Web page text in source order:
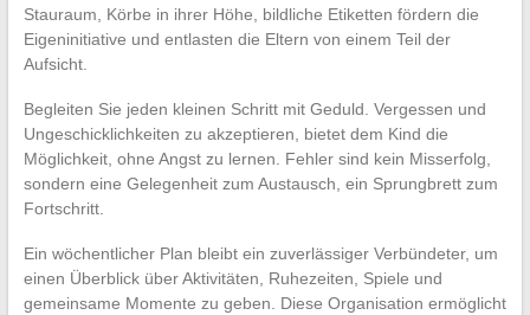
Stauraum, Körbe in ihrer Höhe, bildliche Etiketten fördern die
Eigeninitiative und entlasten die Eltern von einem Teil der
Aufsicht.
Begleiten Sie jeden kleinen Schritt mit Geduld. Vergessen und
Ungeschicklichkeiten zu akzeptieren, bietet dem Kind die
Möglichkeit, ohne Angst zu lernen. Fehler sind kein Misserfolg,
sondern eine Gelegenheit zum Austausch, ein Sprungbrett zum
Fortschritt.
Ein wöchentlicher Plan bleibt ein zuverlässiger Verbündeter, um
einen Überblick über Aktivitäten, Ruhezeiten, Spiele und
gemeinsame Momente zu geben. Diese Organisation ermöglicht